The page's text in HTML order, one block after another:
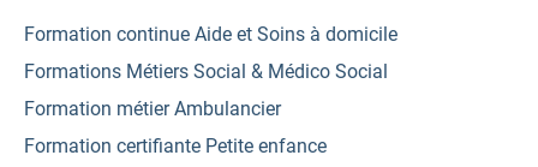
Formation continue Aide et Soins à domicile
Formations Métiers Social & Médico Social
Formation métier Ambulancier
Formation certifiante Petite enfance